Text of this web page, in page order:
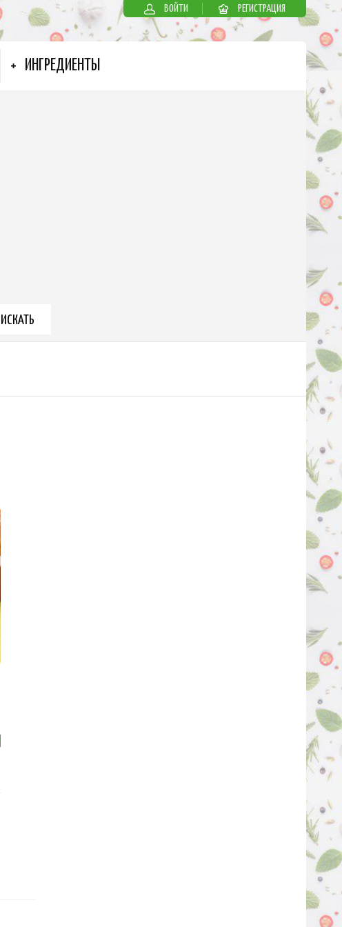
ВОЙТИ РЕГИСТРАЦИЯ
ИНГРЕДИЕНТЫ